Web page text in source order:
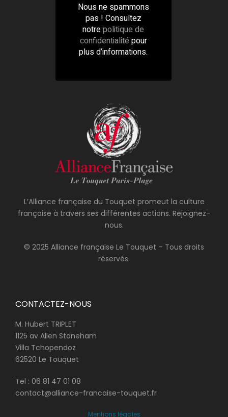
Nous ne spammons
pas ! Consultez
notrepolitique de
confidentialité pour
plus d’informations.
L’Alliance française du Touquet promeut la culture
française à travers ses différentes actions. Rejoignez-
nous.
© 2025 Alliance française Le Touquet – Tous droits
réservés.
CONTACTEZ-NOUS
M. Hubert TRIPLET
1125 av Allen Stoneham
Villa Tchopendoz
62520 Le Touquet
Tel : 06 81 47 01 08
contact@alliance-francaise-touquet.fr
Mentions légales